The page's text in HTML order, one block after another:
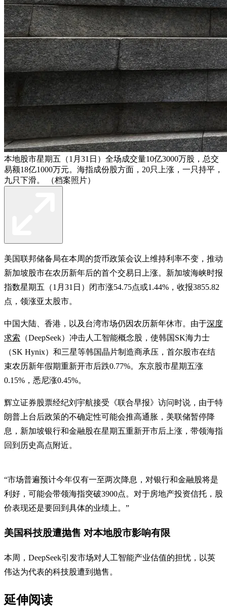
本地股市星期五（1月31日）全场成交量10亿3000万股，总交
易额18亿1000万元。海指成份股方面，20只上涨，一只持平，
九只下滑。 （档案照片）
美国联邦储备局在本周的货币政策会议上维持利率不变，推动
新加坡股市在农历新年后的首个交易日上涨。新加坡海峡时报
指数星期五（1月31日）闭市涨54.75点或1.44%，收报3855.82
点，领涨亚太股市。
中国大陆、香港，以及台湾市场仍因农历新年休市。由于深度
求索 （DeepSeek）冲击人工智能概念股，使韩国SK海力士
（SK Hynix）和三星等韩国晶片制造商承压，首尔股市在结
束农历新年假期重新开市后跌0.77%。东京股市星期五涨
0.15%，悉尼涨0.45%。
辉立证券股票经纪刘宇航接受《联合早报》访问时说，由于特
朗普上台后政策的不确定性可能会推高通胀，美联储暂停降
息，新加坡银行和金融股在星期五重新开市后上涨，带领海指
回到历史高点附近。
“市场普遍预计今年仅有一至两次降息，对银行和金融股将是
利好，可能会带领海指突破3900点。对于房地产投资信托，股
价表现还是要回到具体的业绩上。”
美国科技股遭抛售 对本地股市影响有限
本周，DeepSeek引发市场对人工智能产业估值的担忧，以英
伟达为代表的科技股遭到抛售。
延伸阅读